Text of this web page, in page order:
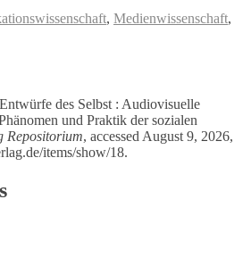
, Medienwissenschaft,
des Selbst : Audiovisuelle
und Praktik der sozialen
Repositorium, accessed August 9, 2026,
items/show/18.